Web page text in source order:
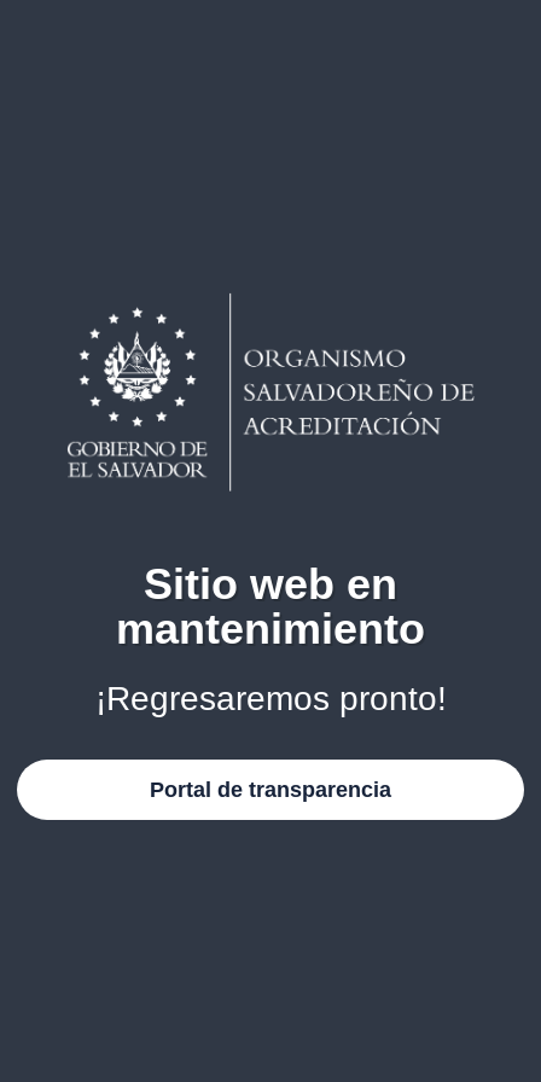
Sitio web en
mantenimiento
¡Regresaremos pronto!
Portal de transparencia